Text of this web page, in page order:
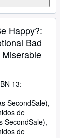
Happy?:
Bad
13:
SecondSale),
de
SecondSale),
de